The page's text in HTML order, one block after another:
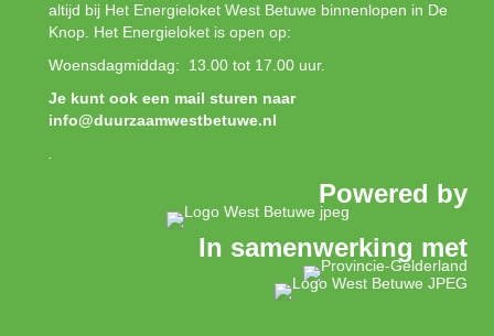
altijd bij Het Energieloket West Betuwe binnenlopen in De
Knop. Het Energieloket is open op:
Woensdagmiddag: 13.00 tot 17.00 uur.
Je kunt ook een mail sturen naar
info@duurzaamwestbetuwe.nl
.
Powered by
In samenwerking met